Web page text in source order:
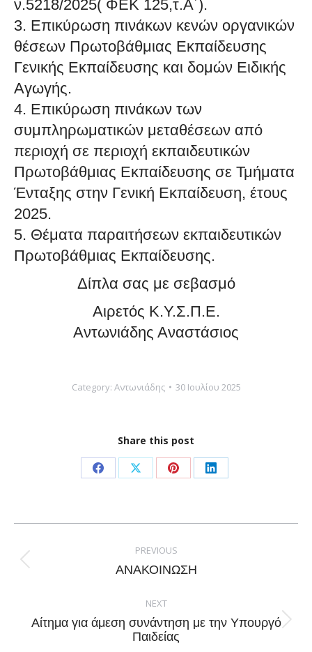
ν.5218/2025( ΦΕΚ 125,τ.Α΄).
3. Επικύρωση πινάκων κενών οργανικών
θέσεων Πρωτοβάθμιας Εκπαίδευσης
Γενικής Εκπαίδευσης και δομών Ειδικής
Αγωγής.
4. Επικύρωση πινάκων των
συμπληρωματικών μεταθέσεων από
περιοχή σε περιοχή εκπαιδευτικών
Πρωτοβάθμιας Εκπαίδευσης σε Τμήματα
Ένταξης στην Γενική Εκπαίδευση, έτους
2025.
5. Θέματα παραιτήσεων εκπαιδευτικών
Πρωτοβάθμιας Εκπαίδευσης.
Δίπλα σας με σεβασμό
Αιρετός Κ.Υ.Σ.Π.Ε.
Αντωνιάδης Αναστάσιος
Category: Αντωνιάδης 30 Ιουλίου 2025
Share this post
Share
Facebook
Share
X
Share
Pinterest
Share
LinkedIn
navigation
PREVIOUS
Previous
ΑΝΑΚΟΙΝΩΣΗ
NEXT
Next
post:
Αίτημα για άμεση συνάντηση με την Υπουργό
Παιδείας